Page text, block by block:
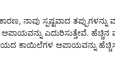
ನಾವು ಸ್ಪಷ್ಟವಾದ ತಪ್ಪುಗಳನ್ನು
ಎದುರಿಸುತ್ತೇವೆ. ಹೆಚ್ಚಿನ
ಕಾಯಿಲೆಗಳ ಅಪಾಯವನ್ನು